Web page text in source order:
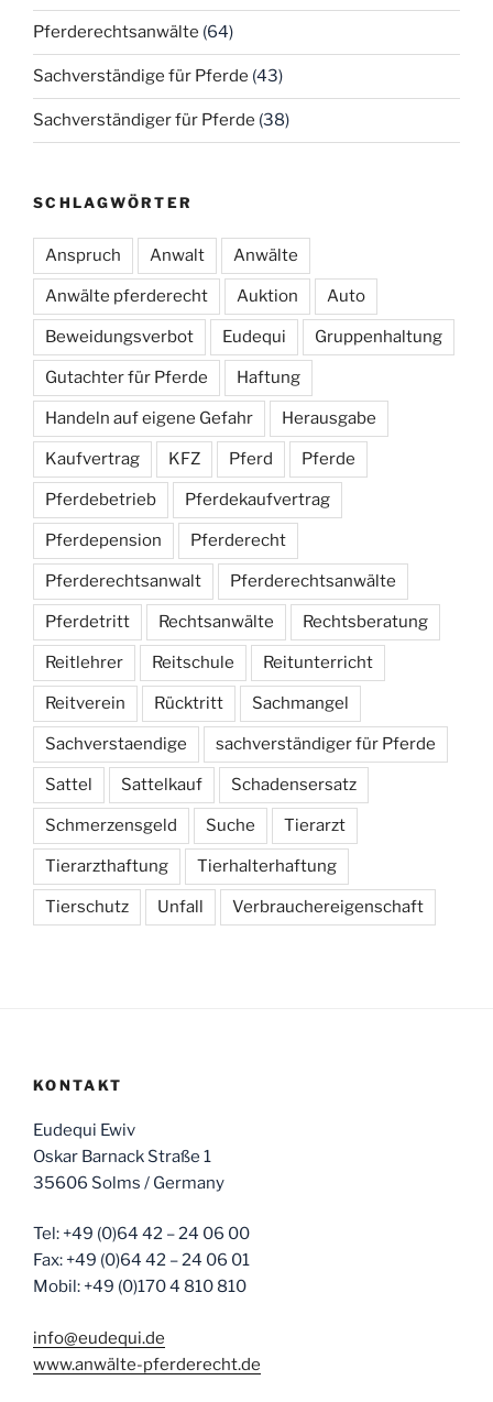
Pferderechtsanwälte (64)
Sachverständige für Pferde (43)
Sachverständiger für Pferde (38)
SCHLAGWÖRTER
Anspruch Anwalt Anwälte
Anwälte pferderecht Auktion Auto
Beweidungsverbot Eudequi Gruppenhaltung
Gutachter für Pferde Haftung
Handeln auf eigene Gefahr Herausgabe
Kaufvertrag KFZ Pferd Pferde
Pferdebetrieb Pferdekaufvertrag
Pferdepension Pferderecht
Pferderechtsanwalt Pferderechtsanwälte
Pferdetritt Rechtsanwälte Rechtsberatung
Reitlehrer Reitschule Reitunterricht
Reitverein Rücktritt Sachmangel
Sachverstaendige sachverständiger für Pferde
Sattel Sattelkauf Schadensersatz
Schmerzensgeld Suche Tierarzt
Tierarzthaftung Tierhalterhaftung
Tierschutz Unfall Verbrauchereigenschaft
KONTAKT
Eudequi Ewiv
Oskar Barnack Straße 1
35606 Solms / Germany
Tel: +49 (0)64 42 – 24 06 00
Fax: +49 (0)64 42 – 24 06 01
Mobil: +49 (0)170 4 810 810
info@eudequi.de
www.anwälte-pferderecht.de